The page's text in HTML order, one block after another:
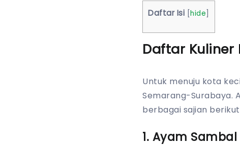
Daftar Isi [hide
Daftar Kuliner
Untuk menuju kota
Semarang-Surabaya.
berbagai sajian
1. Ayam